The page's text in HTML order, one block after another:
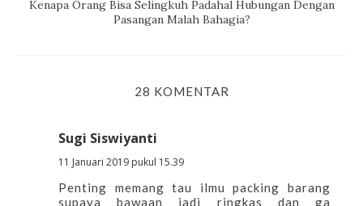
Kenapa Orang Bisa Selingkuh Padahal Hubungan Dengan
Pasangan Malah Bahagia?
28 KOMENTAR
Sugi Siswiyanti
11 Januari 2019 pukul 15.39
Penting memang tau ilmu packing barang
supaya bawaan jadi ringkas dan ga